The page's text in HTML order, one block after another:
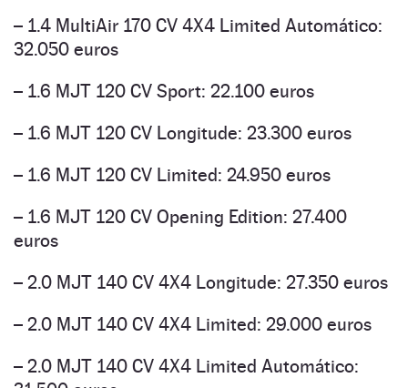
– 1.4 MultiAir 170 CV 4X4 Limited Automático:
32.050 euros
– 1.6 MJT 120 CV Sport: 22.100 euros
– 1.6 MJT 120 CV Longitude: 23.300 euros
– 1.6 MJT 120 CV Limited: 24.950 euros
– 1.6 MJT 120 CV Opening Edition: 27.400
euros
– 2.0 MJT 140 CV 4X4 Longitude: 27.350 euros
– 2.0 MJT 140 CV 4X4 Limited: 29.000 euros
– 2.0 MJT 140 CV 4X4 Limited Automático: